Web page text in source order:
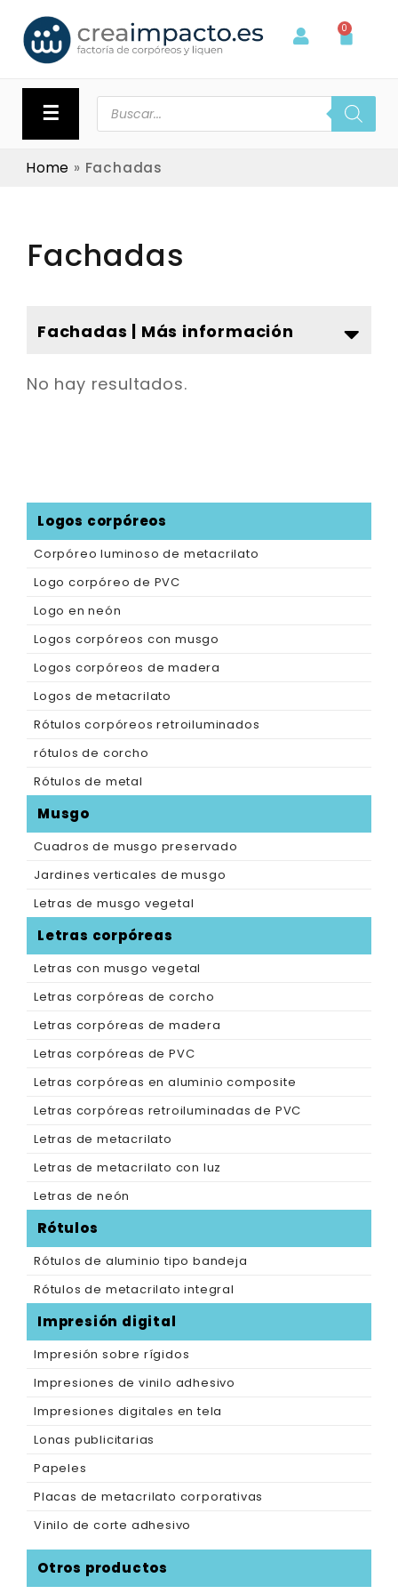
0
☰
Home » Fachadas
Logos corpóreos
Corpóreo luminoso de metacrilato
Logo corpóreo de PVC
Logo en neón
Logos corpóreos con musgo
Logos corpóreos de madera
Logos de metacrilato
Rótulos corpóreos retroiluminados
rótulos de corcho
Rótulos de metal
Musgo
Cuadros de musgo preservado
Jardines verticales de musgo
Letras de musgo vegetal
Letras corpóreas
Letras con musgo vegetal
Letras corpóreas de corcho
Letras corpóreas de madera
Letras corpóreas de PVC
Letras corpóreas en aluminio composite
Letras corpóreas retroiluminadas de PVC
Letras de metacrilato
Letras de metacrilato con luz
Letras de neón
Rótulos
Rótulos de aluminio tipo bandeja
Rótulos de metacrilato integral
Impresión digital
Impresión sobre rígidos
Impresiones de vinilo adhesivo
Impresiones digitales en tela
Lonas publicitarias
Papeles
Placas de metacrilato corporativas
Vinilo de corte adhesivo
Otros productos
Fachadas
Fachadas | Más información
No hay resultados.